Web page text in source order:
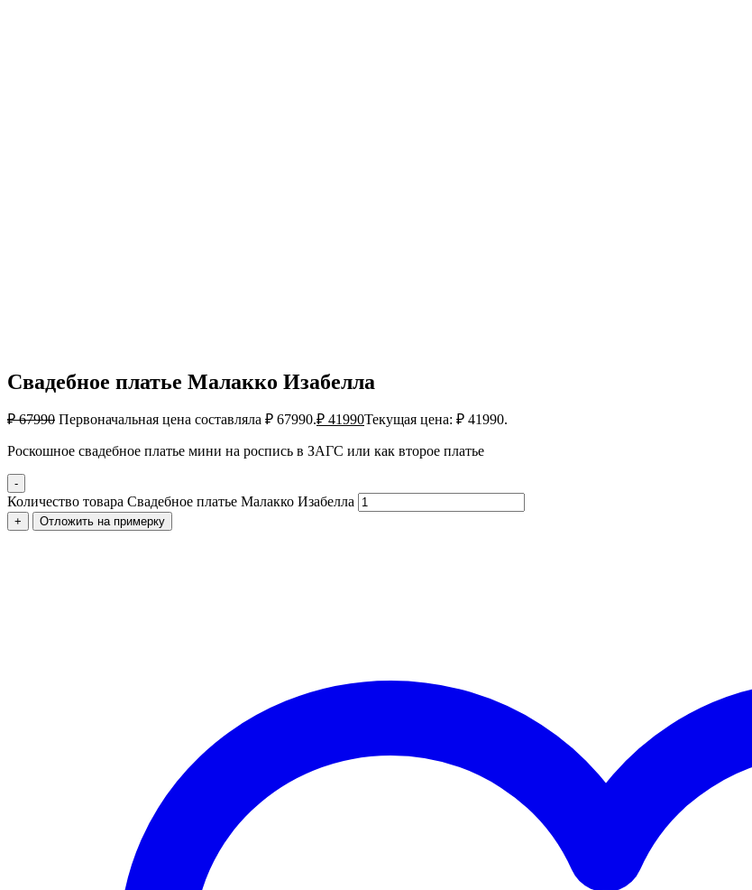
Свадебное платье Малакко Изабелла
₽67990 Первоначальная цена составляла ₽ 67990.₽ 41990Текущая цена: ₽ 41990.
Роскошное свадебное платье мини на роспись в ЗАГС или как второе платье
-
Количество товара Свадебное платье Малакко Изабелла
+ Отложить на примерку